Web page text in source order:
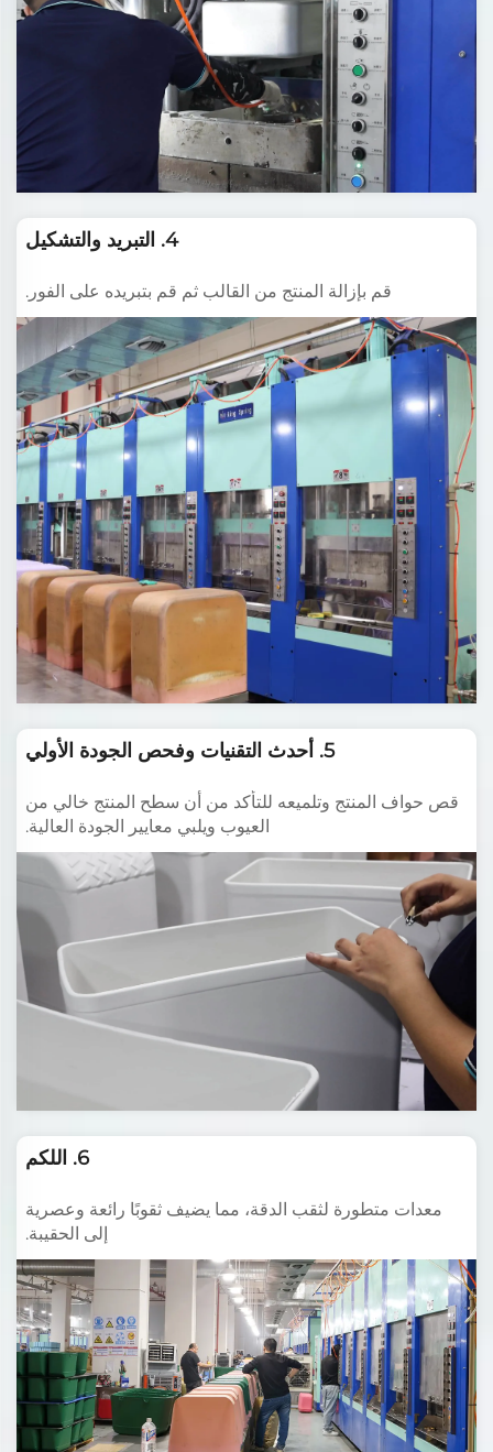
4. التبريد والتشكيل
قم بإزالة المنتج من القالب ثم قم بتبريده على الفور.
5. أحدث التقنيات وفحص الجودة الأولي
قص حواف المنتج وتلميعه للتأكد من أن سطح المنتج خالي من
العيوب ويلبي معايير الجودة العالية.
6. اللكم
معدات متطورة لثقب الدقة، مما يضيف ثقوبًا رائعة وعصرية
إلى الحقيبة.